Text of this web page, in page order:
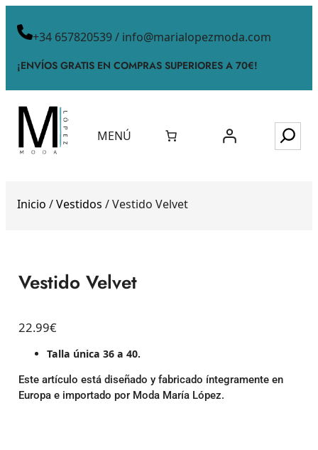
+34 657820539 / info@marialopezmoda.com
¡ENVÍOS GRATIS EN COMPRAS SUPERIORES A 70€!
MENÚ
Inicio /Vestidos / Vestido Velvet
Vestido Velvet
22.99€
Talla única 36 a 40.
Este artículo está diseñado y fabricado íntegramente en
Europa e importado por Moda María López.